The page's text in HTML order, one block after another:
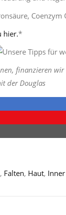
Coenzym
hier.*
finanzieren
der Douglas
, Falten, Haut,